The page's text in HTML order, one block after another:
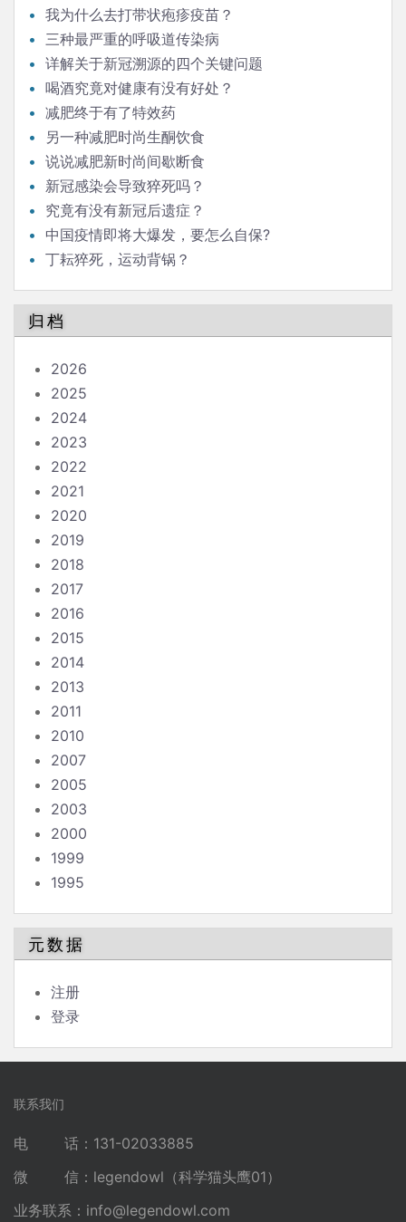
我为什么去打带状疱疹疫苗？
三种最严重的呼吸道传染病
详解关于新冠溯源的四个关键问题
喝酒究竟对健康有没有好处？
减肥终于有了特效药
另一种减肥时尚生酮饮食
说说减肥新时尚间歇断食
新冠感染会导致猝死吗？
究竟有没有新冠后遗症？
中国疫情即将大爆发，要怎么自保?
丁耘猝死，运动背锅？
归档
2026
2025
2024
2023
2022
2021
2020
2019
2018
2017
2016
2015
2014
2013
2011
2010
2007
2005
2003
2000
1999
1995
元数据
注册
登录
联系我们
电 话：131-02033885
微 信：legendowl（科学猫头鹰01）
业务联系： info@legendowl.com